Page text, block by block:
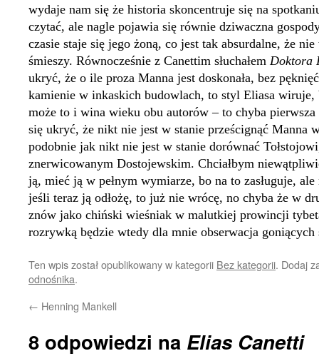
wydaje nam się że historia skoncentruje się na
czytać, ale nagle pojawia się równie dziwaczna
czasie staje się jego żoną, co jest tak absurdalne, że
śmieszy. Równocześnie z Canettim słuchałem Doktora
ukryć, że o ile proza Manna jest doskonała, bez
kamienie w inkaskich budowlach, to styl Eliasa wiruje,
może to i wina wieku obu autorów – to chyba pierwsza
się ukryć, że nikt nie jest w stanie prześcignąć Manna
podobnie jak nikt nie jest w stanie dorównać
znerwicowanym Dostojewskim. Chciałbym
ją, mieć ją w pełnym wymiarze, bo na to zasługuje,
jeśli teraz ją odłożę, to już nie wrócę, no chyba że w
znów jako chiński wieśniak w malutkiej prowincji
rozrywką będzie wtedy dla mnie obserwacja goniących
Ten wpis został opublikowany w kategorii Bez kategorii. Dodaj
odnośnika.
← Henning Mankell
8 odpowiedzi na Elias Canetti